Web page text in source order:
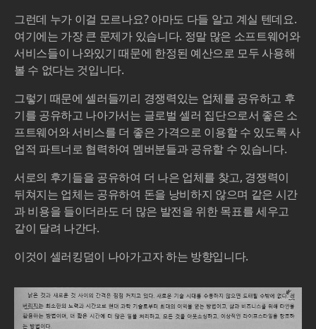
그런데 누가 이걸 모르나요? 아마도 다들 알고 계실 텐데요.
여기에는 가장 큰 문제가 있습니다. 정말 많은 소프트웨어와
서비스들이 나와있기 때문에 한정된 예산으로 모두 사용해
볼 수 없다는 것입니다.
그렇기 때문에 셀러들끼리 경쟁력있는 업체를 공유하고 후
기를 공유하고 나아가서는 글로벌 셀러 집단으로서 좋은 소
프트웨어와 서비스를 더 좋은 가격으로 이용할 수 있도록 사
업적 파트너로 협력하여 멤버분들과 공유할 수 있습니다.
서로의 후기들을 공유하여 더 나은 업체를 찾고, 경쟁력이
뒤쳐지는 업체는 공유하여 돈을 낭비하지 않으며 같은 시간
과 비용을 들이더라도 더 많은 발전을 위한 목표를 세우고
같이 달려 나간다.
이것이 셀러킹덤이 나아가고자 하는 방향입니다.